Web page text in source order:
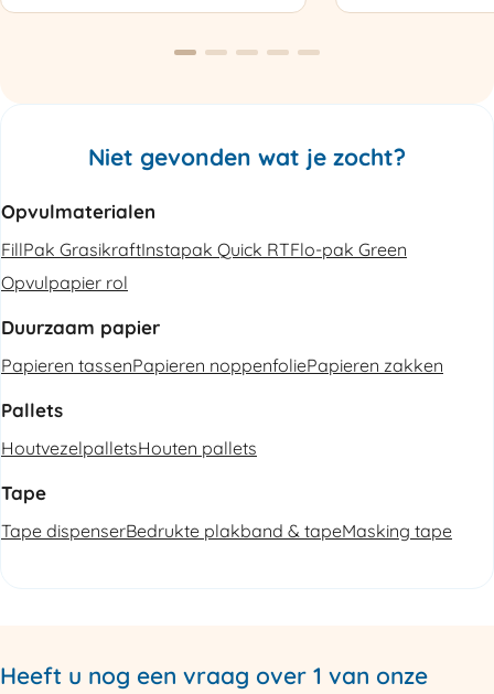
Refurbished
aantal
Niet gevonden wat je zocht?
Opvulmaterialen
FillPak GrasikraftInstapak Quick RTFlo-pak Green
Opvulpapier rol
Duurzaam papier
Papieren tassenPapieren noppenfoliePapieren zakken
Pallets
HoutvezelpalletsHouten pallets
Tape
Tape dispenserBedrukte plakband & tapeMasking tape
Heeft u nog een vraag over 1 van onze